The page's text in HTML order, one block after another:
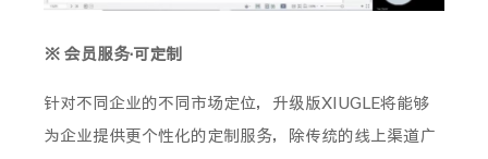
※ 会员服务·可定制
针对不同企业的不同市场定位，升级版XIUGLE将能够
为企业提供更个性化的定制服务，除传统的线上渠道广